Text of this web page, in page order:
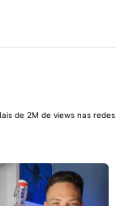
de 2M de views nas redes